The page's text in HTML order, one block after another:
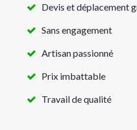
Devis et déplacement
Sans engagement
Artisan passionné
Prix imbattable
Travail de qualité